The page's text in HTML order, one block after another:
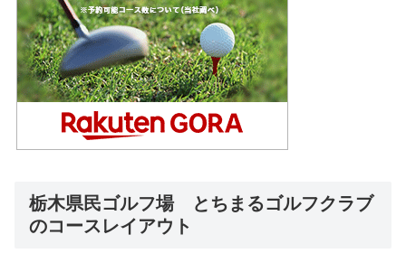
栃木県民ゴルフ場 とちまるゴルフクラブ
のコースレイアウト